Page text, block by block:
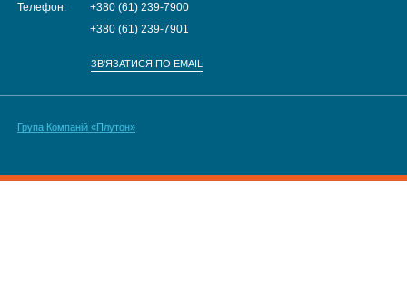
Телефон:
+380 (61) 239-7900
+380 (61) 239-7901
ЗВ'ЯЗАТИСЯ ПО EMAIL
Група Компаній «Плутон»